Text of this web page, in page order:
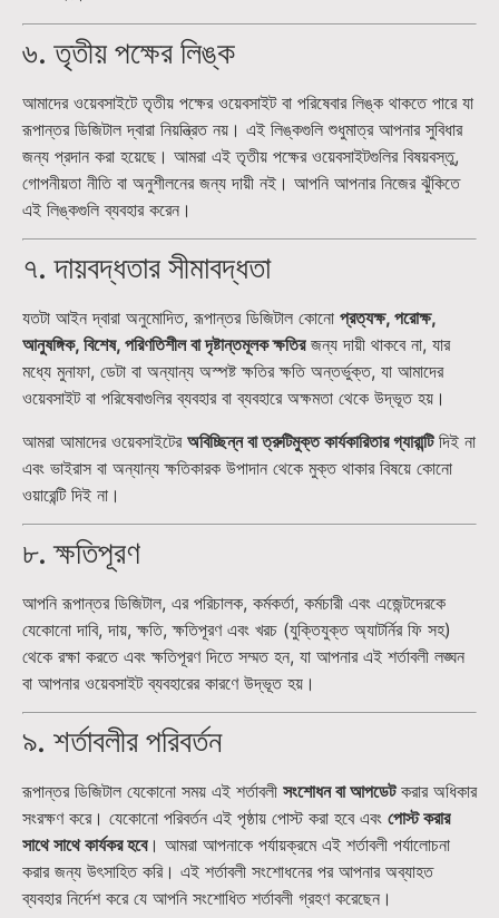
৬. তৃতীয় পক্ষের লিঙ্ক
আমাদের ওয়েবসাইটে তৃতীয় পক্ষের ওয়েবসাইট বা পরিষেবার লিঙ্ক থাকতে পারে যা
রূপান্তর ডিজিটাল দ্বারা নিয়ন্ত্রিত নয়। এই লিঙ্কগুলি শুধুমাত্র আপনার সুবিধার
জন্য প্রদান করা হয়েছে। আমরা এই তৃতীয় পক্ষের ওয়েবসাইটগুলির বিষয়বস্তু,
গোপনীয়তা নীতি বা অনুশীলনের জন্য দায়ী নই। আপনি আপনার নিজের ঝুঁকিতে
এই লিঙ্কগুলি ব্যবহার করেন।
৭. দায়বদ্ধতার সীমাবদ্ধতা
যতটা আইন দ্বারা অনুমোদিত, রূপান্তর ডিজিটাল কোনো প্রত্যক্ষ, পরোক্ষ,
আনুষঙ্গিক, বিশেষ, পরিণতিশীল বা দৃষ্টান্তমূলক ক্ষতিরজন্য দায়ী থাকবে না, যার
মধ্যে মুনাফা, ডেটা বা অন্যান্য অস্পষ্ট ক্ষতির ক্ষতি অন্তর্ভুক্ত, যা আমাদের
ওয়েবসাইট বা পরিষেবাগুলির ব্যবহার বা ব্যবহারে অক্ষমতা থেকে উদ্ভূত হয়।
আমরা আমাদের ওয়েবসাইটের অবিচ্ছিন্ন বা ত্রুটিমুক্ত কার্যকারিতার গ্যারান্টিদিই না
এবং ভাইরাস বা অন্যান্য ক্ষতিকারক উপাদান থেকে মুক্ত থাকার বিষয়ে কোনো
ওয়ারেন্টি দিই না।
৮. ক্ষতিপূরণ
আপনি রূপান্তর ডিজিটাল, এর পরিচালক, কর্মকর্তা, কর্মচারী এবং এজেন্টদেরকে
যেকোনো দাবি, দায়, ক্ষতি, ক্ষতিপূরণ এবং খরচ (যুক্তিযুক্ত অ্যাটর্নির ফি সহ)
থেকে রক্ষা করতে এবং ক্ষতিপূরণ দিতে সম্মত হন, যা আপনার এই শর্তাবলী লঙ্ঘন
বা আপনার ওয়েবসাইট ব্যবহারের কারণে উদ্ভূত হয়।
৯. শর্তাবলীর পরিবর্তন
রূপান্তর ডিজিটাল যেকোনো সময় এই শর্তাবলী সংশোধন বা আপডেটকরার অধিকার
সংরক্ষণ করে। যেকোনো পরিবর্তন এই পৃষ্ঠায় পোস্ট করা হবে এবং পোস্ট করার
সাথে সাথে কার্যকর হবে। আমরা আপনাকে পর্যায়ক্রমে এই শর্তাবলী পর্যালোচনা
করার জন্য উৎসাহিত করি। এই শর্তাবলী সংশোধনের পর আপনার অব্যাহত
ব্যবহার নির্দেশ করে যে আপনি সংশোধিত শর্তাবলী গ্রহণ করেছেন।